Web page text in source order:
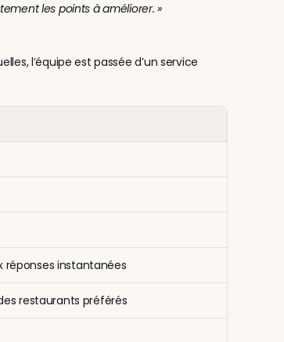
les points à améliorer. »
l’équipe est passée d’un service
réponses instantanées
restaurants préférés